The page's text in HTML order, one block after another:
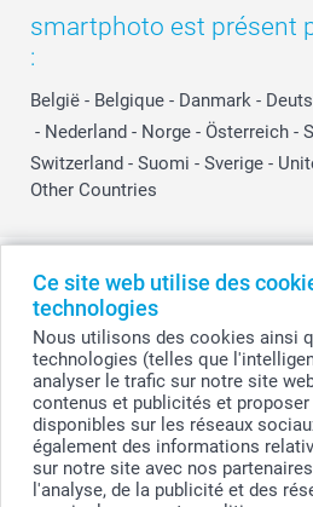
Ce site web utilise des
technologies
Nous utilisons des cookies ainsi
technologies (telles que
analyser le trafic sur notre site
contenus et publicités et
disponibles sur les réseaux
également des informations
sur notre site avec nos
l'analyse, de la publicité et des
smartphoto est présent
:
België - Belgique - Danmark -
- Nederland - Norge - Österreich -
Switzerland - Suomi - Sverige -
Other Countries
© smartphoto group. Tous droits réservés
smartphoto group SA.
Siège social : Kwatrechtsteenweg 160,
Numéro de TVA BE 0405.706.755
Numéro d'entreprise 0405.706.755.
Coordonnées bancaires: IBAN BE71 2850
Tous les prix sont en EURO (€), TVA